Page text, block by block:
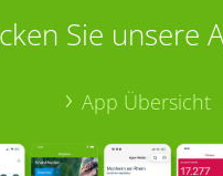
Sie unsere
App Übersicht